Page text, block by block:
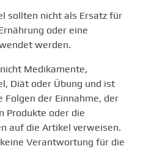
sollten nicht als Ersatz für
oder eine
werden.
Medikamente,
Diät oder Übung und ist
der Einnahme, der
Produkte oder die
auf die Artikel verweisen.
Verantwortung für die